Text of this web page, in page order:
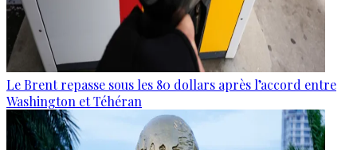
Le Brent repasse sous les 80 dollars après l’accord entre
Washington et Téhéran